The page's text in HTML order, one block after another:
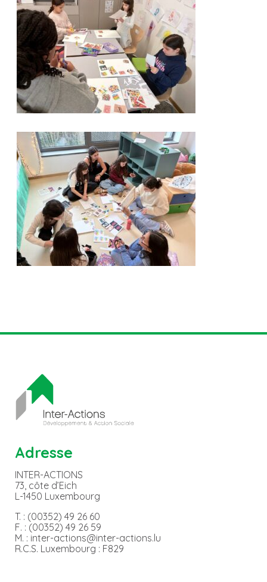
Adresse
INTER-ACTIONS
73, côte d’Eich
L-1450 Luxembourg
T. : (00352) 49 26 60
F. : (00352) 49 26 59
M. : inter-actions@inter-actions.lu
R.C.S. Luxembourg : F829